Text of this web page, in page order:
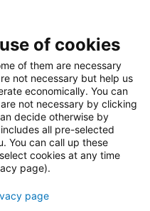
of cookies
of them are necessary
not necessary but help us
economically. You can
not necessary by clicking
decide otherwise by
all pre-selected
You can call up these
cookies at any time
page).
page